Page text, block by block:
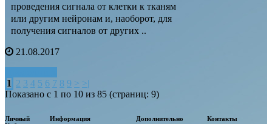
проведения сигнала от клетки к тканям
или другим нейронам и, наоборот, для
получения сигналов от других ..
21.08.2017
1 2 3 4 5 6 7 8 9 > >|
Показано с 1 по 10 из 85 (страниц: 9)
Личный
Информация Дополнительно Контакты